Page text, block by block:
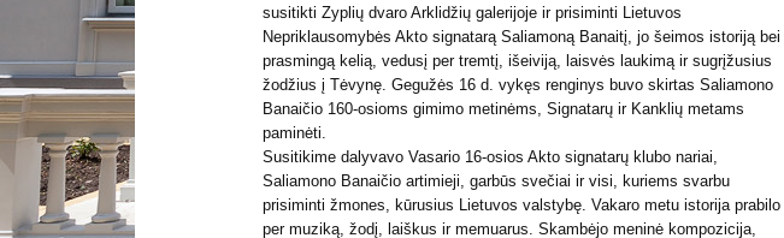
susitikti Zyplių dvaro Arklidžių galerijoje ir prisiminti Lietuvos
Nepriklausomybės Akto signatarą Saliamoną Banaitį, jo šeimos istoriją bei
prasmingą kelią, vedusį per tremtį, išeiviją, laisvės laukimą ir sugrįžusius
žodžius į Tėvynę. Gegužės 16 d. vykęs renginys buvo skirtas Saliamono
Banaičio 160-osioms gimimo metinėms, Signatarų ir Kanklių metams
paminėti.
Susitikime dalyvavo Vasario 16-osios Akto signatarų klubo nariai,
Saliamono Banaičio artimieji, garbūs svečiai ir visi, kuriems svarbu
prisiminti žmones, kūrusius Lietuvos valstybę. Vakaro metu istorija prabilo
per muziką, žodį, laiškus ir memuarus. Skambėjo meninė kompozicija,